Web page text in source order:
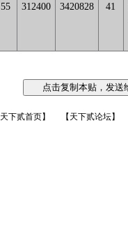
55 312400 3420828 41
天下贰首页】 【 天下贰论坛】